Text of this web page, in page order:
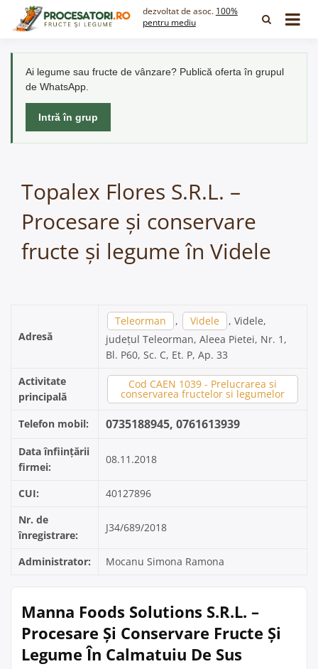
dezvoltat de asoc. 100%
pentru mediu
Ai legume sau fructe de vânzare? Publică oferta în grupul
de WhatsApp.
Intră în grup
Topalex Flores S.R.L. –
Procesare și conservare
fructe și legume în Videle
Adresă
Teleorman , Videle
, Videle,
județul Teleorman, Aleea Pietei, Nr. 1,
Bl. P60, Sc. C, Et. P, Ap. 33
Activitate
principală
Cod CAEN 1039 - Prelucrarea si
conservarea fructelor si legumelor
Telefon mobil: 0735188945, 0761613939
Data înființării
firmei:
08.11.2018
CUI:
40127896
Nr. de
înregistrare:
J34/689/2018
Administrator: Mocanu Simona Ramona
Manna Foods Solutions S.R.L. –
Procesare Și Conservare Fructe Și
Legume În Calmatuiu De Sus